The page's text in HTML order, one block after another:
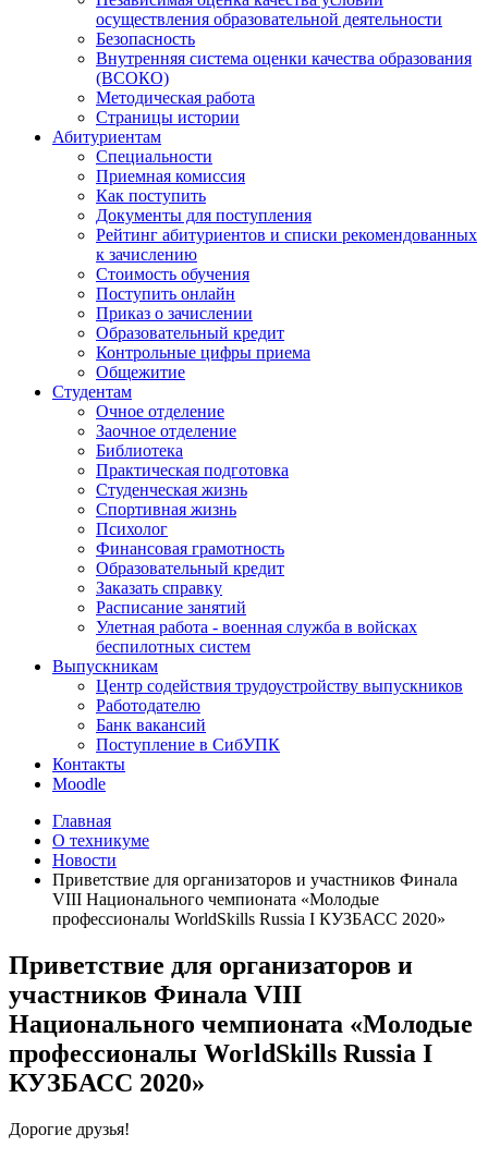
осуществления образовательной деятельности
Безопасность
Внутренняя система оценки качества образования
(ВСОКО)
Методическая работа
Страницы истории
Абитуриентам
Специальности
Приемная комиссия
Как поступить
Документы для поступления
Рейтинг абитуриентов и списки рекомендованных
к зачислению
Стоимость обучения
Поступить онлайн
Приказ о зачислении
Образовательный кредит
Контрольные цифры приема
Общежитие
Студентам
Очное отделение
Заочное отделение
Библиотека
Практическая подготовка
Студенческая жизнь
Спортивная жизнь
Психолог
Финансовая грамотность
Образовательный кредит
Заказать справку
Расписание занятий
Улетная работа - военная служба в войсках
беспилотных систем
Выпускникам
Центр содействия трудоустройству выпускников
Работодателю
Банк вакансий
Поступление в СибУПК
Контакты
Moodle
Главная
О техникуме
Новости
Приветствие для организаторов и участников Финала
VIII Национального чемпионата «Молодые
профессионалы WorldSkills Russia I КУЗБАСС 2020»
Приветствие для организаторов и
участников Финала VIII
Национального чемпионата «Молодые
профессионалы WorldSkills Russia I
КУЗБАСС 2020»
Дорогие друзья!